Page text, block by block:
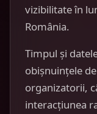
vizibilitate în
România.
Timpul și
obișnuințele
organizatorii,
interacțiunea